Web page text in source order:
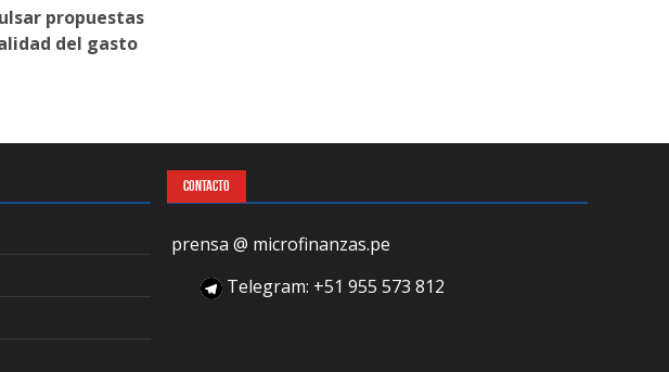
propuestas
del gasto
CONTACTO
prensa @ microfinanzas.pe
Telegram: +51 955 573 812